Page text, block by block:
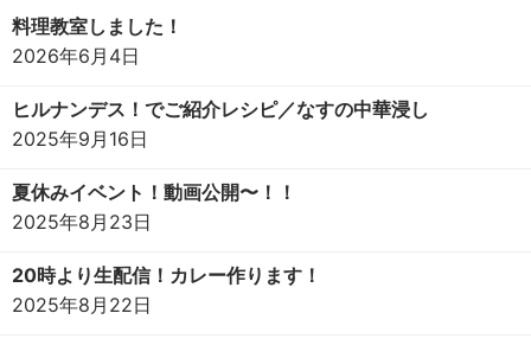
料理教室しました！
2026年6月4日
ヒルナンデス！でご紹介レシピ／なすの中華浸し
2025年9月16日
夏休みイベント！動画公開〜！！
2025年8月23日
20時より生配信！カレー作ります！
2025年8月22日